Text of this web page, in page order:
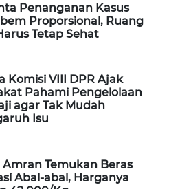
Penanganan Kasus
Proporsional, Ruang
Tetap Sehat
Komisi VIII DPR Ajak
Pahami Pengelolaan
agar Tak Mudah
Isu
Temukan Beras
Abal-abal, Harganya